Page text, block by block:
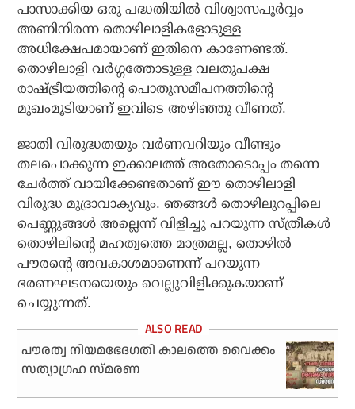
പാസാക്കിയ ഒരു പദ്ധതിയില്‍ വിശ്വാസപൂര്‍വ്വം
അണിനിരന്ന തൊഴിലാളികളോടുള്ള
അധിക്ഷേപമായാണ് ഇതിനെ കാണേണ്ടത്.
തൊഴിലാളി വര്‍ഗ്ഗത്തോടുള്ള വലതുപക്ഷ
രാഷ്ട്രീയത്തിന്റെ പൊതുസമീപനത്തിന്റെ
മുഖംമൂടിയാണ് ഇവിടെ അഴിഞ്ഞു വീണത്.
ജാതി വിരുദ്ധതയും വര്‍ണവറിയും വീണ്ടും
തലപൊക്കുന്ന ഇക്കാലത്ത് അതോടൊപ്പം തന്നെ
ചേര്‍ത്ത് വായിക്കേണ്ടതാണ് ഈ തൊഴിലാളി
വിരുദ്ധ മുദ്രാവാക്യവും. ഞങ്ങള്‍ തൊഴിലുറപ്പിലെ
പെണ്ണുങ്ങള്‍ അല്ലെന്ന് വിളിച്ചു പറയുന്ന സ്ത്രീകള്‍
തൊഴിലിന്റെ മഹത്വത്തെ മാത്രമല്ല, തൊഴില്‍
പൗരന്റെ അവകാശമാണെന്ന് പറയുന്ന
ഭരണഘടനയെയും വെല്ലുവിളിക്കുകയാണ്
ചെയ്യുന്നത്.
പൗരത്വ നിയമഭേദഗതി കാലത്തെ വൈക്കം
സത്യാഗ്രഹ സ്മരണ